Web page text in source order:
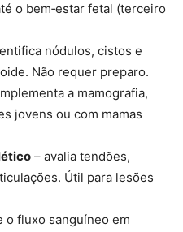
o bem‑estar fetal (terceiro
nódulos, cistos e
Não requer preparo.
a mamografia,
jovens ou com mamas
– avalia tendões,
Útil para lesões
o fluxo sanguíneo em